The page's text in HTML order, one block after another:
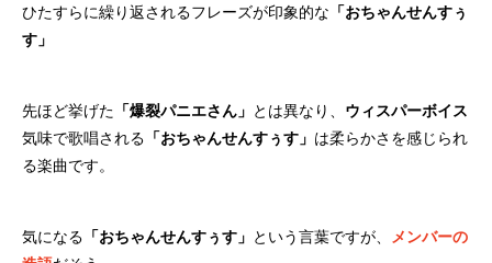
ひたすらに繰り返されるフレーズが印象的な 「おちゃんせんすぅ
す」
先ほど挙げた 「爆裂パニエさん」 とは異なり、 ウィスパーボイス
気味で歌唱される 「おちゃんせんすぅす」 は柔らかさを感じられ
る楽曲です。
気になる 「おちゃんせんすぅす」 という言葉ですが、
メンバーの